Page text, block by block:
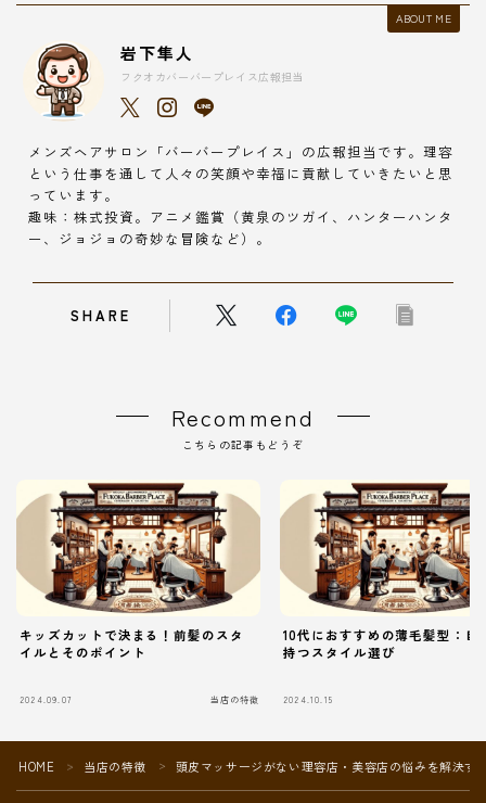
ABOUT ME
岩下隼人
フクオカバーバープレイス広報担当
メンズヘアサロン「バーバープレイス」の広報担当です。理容
という仕事を通して人々の笑顔や幸福に貢献していきたいと思
っています。
趣味：株式投資。アニメ鑑賞（黄泉のツガイ、ハンターハンタ
ー、ジョジョの奇妙な冒険など）。
SHARE
Recommend
こちらの記事もどうぞ
キッズカットで決まる！前髪のスタ
イルとそのポイント
2024.09.07 当店の特徴
10代におすすめの薄毛髪型：自
持つスタイル選び
2024.10.15
HOME ＞ 当店の特徴 ＞ 頭皮マッサージがない理容店・美容店の悩みを解決す